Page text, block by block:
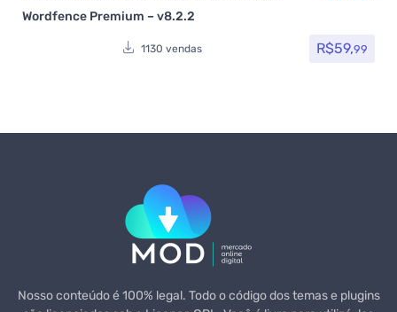
Wordfence Premium – v8.2.2
1130 vendas R$59,99
Nosso conteúdo é 100% legal. Todo o código dos temas e plugins